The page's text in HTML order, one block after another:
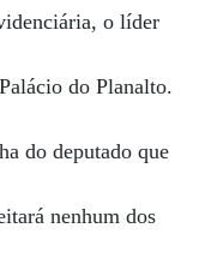
o líder
do Planalto.
do deputado que
nenhum dos